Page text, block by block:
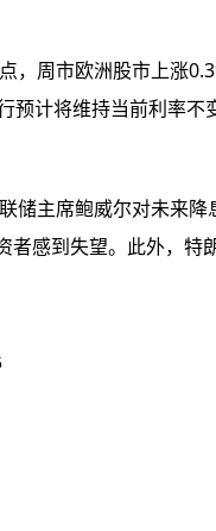
，周市欧洲股市上涨
计将维持当前利率
主席鲍威尔对未来
感到失望。此外，